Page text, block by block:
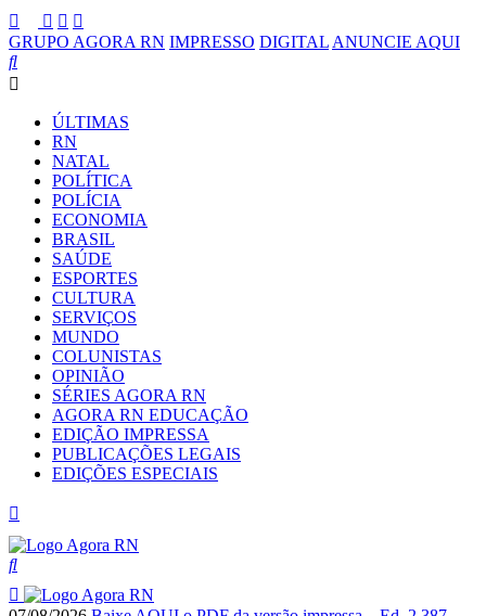
GRUPO AGORA RN IMPRESSO DIGITAL ANUNCIE AQUI
ÚLTIMAS
RN
NATAL
POLÍTICA
POLÍCIA
ECONOMIA
BRASIL
SAÚDE
ESPORTES
CULTURA
SERVIÇOS
MUNDO
COLUNISTAS
OPINIÃO
SÉRIES AGORA RN
AGORA RN EDUCAÇÃO
EDIÇÃO IMPRESSA
PUBLICAÇÕES LEGAIS
EDIÇÕES ESPECIAIS